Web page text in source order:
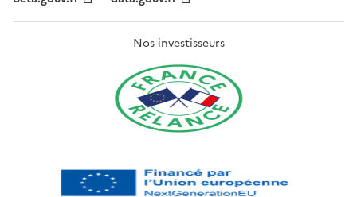
Nos investisseurs